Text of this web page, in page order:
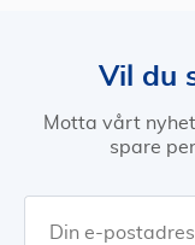
Vil du
Motta vårt
spare